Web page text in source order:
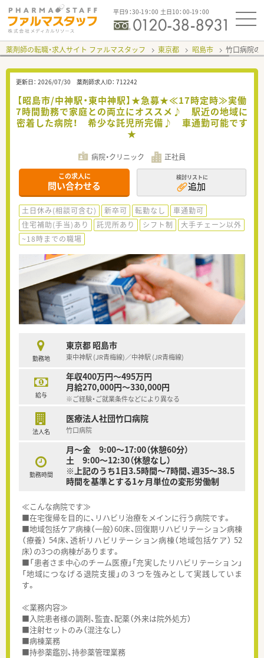
平日9：30-19：00 土日10：00-19：00
薬剤師の転職・求人サイト ファルマスタッフ 東京都 昭島市 竹口病院の
更新日： 2026/07/30 薬剤師求人ID： 712242
【昭島市/中神駅・東中神駅】★急募★≪17時定時≫実働
7時間勤務で家庭との両立にオススメ♪ 駅近の地域に
密着した病院！ 希少な託児所完備♪ 車通勤可能です
★
病院・クリニック 正社員
この求人に
問い合わせる
検討リストに
追加
土日休み(相談可含む) 新卒可 転勤なし
車通勤可
住宅補助(手当)あり
託児所あり シフト制
大手チェーン以外
~18時までの職場
勤務地
東京都 昭島市
東中神駅 (JR青梅線)／中神駅 (JR青梅線)
給与
年収400万円～495万円
月給270,000円～330,000円
※ご経験・ご就業条件などにより異なる
法人名
医療法人社団竹口病院
竹口病院
勤務時間
月～金 9:00～17:00（休憩60分）
土 9:00～12:30（休憩なし）
※上記のうち1日3.5時間～7時間、週35～38.5
時間を基準とする1ヶ月単位の変形労働制
≪こんな病院です≫
■在宅復帰を目的に、リハビリ治療をメインに行う病院です。
■地域包括ケア病棟（一般）60床、回復期リハビリテーション病棟
（療養） 54床、透析リハビリテーション病棟（地域包括ケア） 52
床）の3つの病棟があります。
■「患者さま中心のチーム医療」「充実したリハビリテーション」
「地域につなげる退院支援」の３つを強みとして実践していま
す。
≪業務内容≫
■入院患者様の調剤、監査、配薬（外来は院外処方）
■注射セットのみ（混注なし）
■病棟業務
■持参薬鑑別、持参薬管理業務